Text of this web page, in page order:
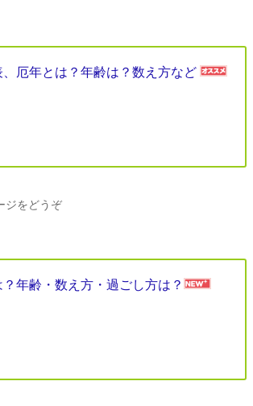
厄年とは？年齢は？数え方など
ジをどうぞ
年齢・数え方・過ごし方は？